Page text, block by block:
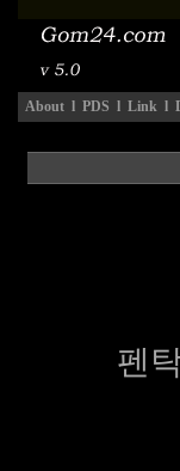
About l PDS l Link l
펜